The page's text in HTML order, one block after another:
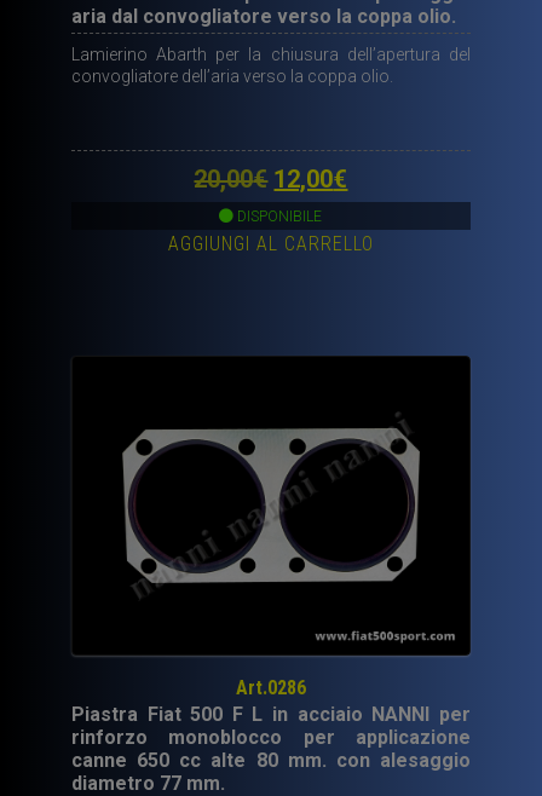
aria dal convogliatore verso la coppa olio.
Lamierino Abarth per la chiusura dell’apertura del
convogliatore dell’aria verso la coppa olio.
20,00€ Il
prezzo
originale
12,00€
attuale
DISPONIBILE
AGGIUNGI AL CARRELLO
Art.0286
Piastra Fiat 500 F L in acciaio NANNI per
rinforzo monoblocco per applicazione
canne 650 cc alte 80 mm. con alesaggio
diametro 77 mm.